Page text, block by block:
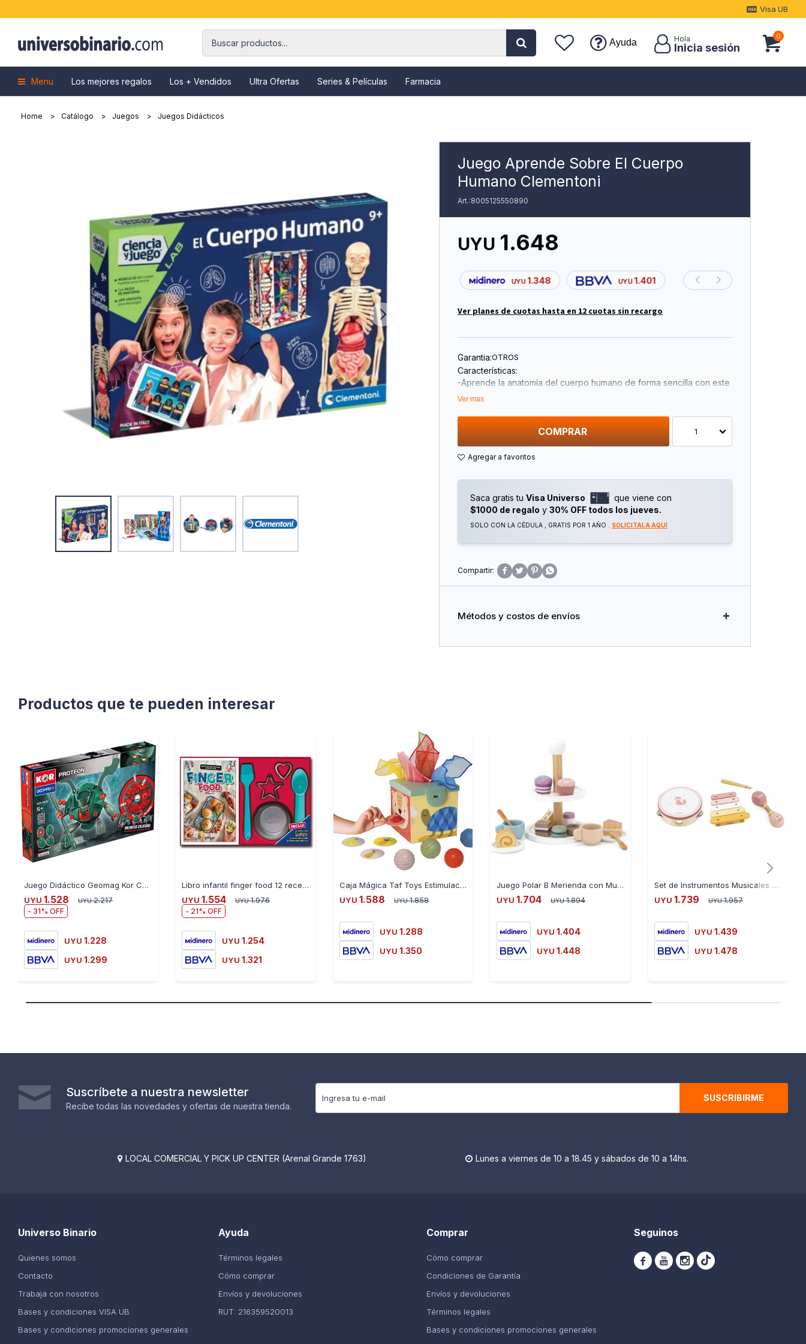
Menu Los mejores regalos Los + Vendidos Ultra Ofertas Series & Películas Farmacia
Ayuda
0
Visa UB
Home Catálogo Juegos Juegos Didácticos
Juego Aprende Sobre El Cuerpo
Humano Clementoni
8005125550890
UYU 1.648
UYU 1.348 UYU 1.401
Ver planes de cuotas hasta en 12 cuotas sin recargo
Garantia:OTROS
Características:
-Aprende la anatomía del cuerpo humano de forma sencilla con este
fantástico juego, gracias a un modelo humano realista con esqueleto
-Incluye una doble hélice de ADN y un estetoscopio real para que
puedas oír los latidos del corazón y aprender el ADN.
con la aplicación que se puede descargar de la página web de
animaciones para que lo aprendas todo sobre anatomía.
Ver mas
COMPRAR 1
Saca gratis tu Visa Universo
que viene con
$1000 de regalo y 30% OFF todos los jueves.
SOLO CON LA CÉDULA , GRATIS POR 1 AÑO . SOLICITALA AQUÍ
   
Métodos y costos de envíos
Productos que te pueden interesar
Juego Didáctico Geomag Kor Construye Monstruos 103 Piezas
UYU 1.528 UYU 2.217
31
UYU 1.228
UYU 1.299
Libro infantil finger food 12 recetas con accesorios
UYU 1.554 UYU 1.976
21
UYU 1.254
UYU 1.321
Caja Mágica Taf Toys Estimulación Infantil Bolas Trapitos
UYU 1.588 UYU 1.858
UYU 1.288
UYU 1.350
Juego Polar B Merienda con Muffins 44094
UYU 1.704 UYU 1.894
UYU 1.404
UYU 1.448
Set de Instrumentos Musicales Polar B - ROSA
UYU 1.739 UYU 1.957
UYU 1.439
UYU 1.478
Suscríbete a nuestra newsletter
Recibe todas las novedades y ofertas de nuestra tienda.
SUSCRIBIRME
 LOCAL COMERCIAL Y PICK UP CENTER (Arenal Grande 1763)  Lunes a viernes de 10 a 18.45 y sábados de 10 a 14hs.
Ayuda
Términos legales
Cómo comprar
Envíos y devoluciones
RUT: 216359520013
Universo Binario
Quienes somos
Contacto
Trabaja con nosotros
Bases y condiciones VISA UB
Bases y condiciones promociones generales
Comprar
Cómo comprar
Condiciones de Garantía
Envíos y devoluciones
Términos legales
Bases y condiciones promociones generales
Seguinos
  